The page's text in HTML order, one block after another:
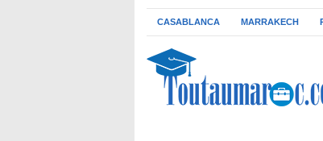
CASABLANCA MARRAKECH